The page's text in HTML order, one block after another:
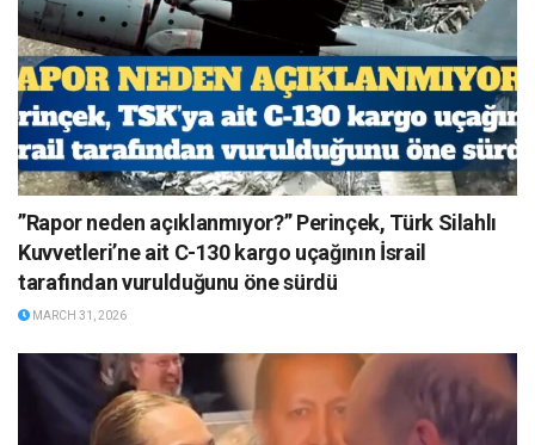
”Rapor neden açıklanmıyor?” Perinçek, Türk Silahlı
Kuvvetleri’ne ait C-130 kargo uçağının İsrail
tarafından vurulduğunu öne sürdü
MARCH 31, 2026